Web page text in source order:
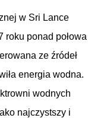
w Sri Lance
roku ponad połowa
ze źródeł
energia wodna.
wodnych
najczystszy i